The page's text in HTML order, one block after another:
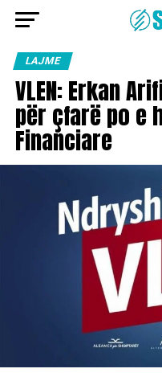
LAJME
VLEN: Erkan
për çfarë po e
Financiare